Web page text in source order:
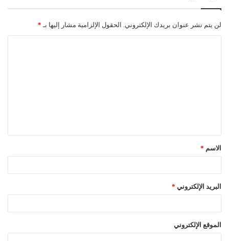
لن يتم نشر عنوان بريدك الإلكتروني. الحقول الإلزامية مشار إليها بـ *
ق
*الاسم *
البريد الإلكتروني *
الموقع الإلكتروني